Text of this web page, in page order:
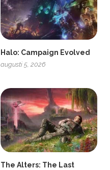
Halo: Campaign Evolved
augusti 5, 2026
The Alters: The Last